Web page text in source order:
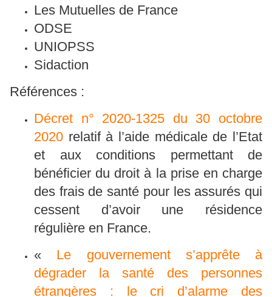
Les Mutuelles de France
ODSE
UNIOPSS
Sidaction
Références :
Décret n° 2020-1325 du 30 octobre
2020 relatif à l’aide médicale de l’Etat
et aux conditions permettant de
bénéficier du droit à la prise en charge
des frais de santé pour les assurés qui
cessent d’avoir une résidence
régulière en France.
« Le gouvernement s’apprête à
dégrader la santé des personnes
étrangères : le cri d’alarme des